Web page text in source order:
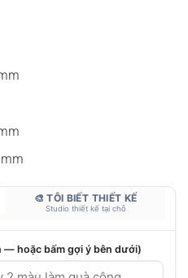
🎨 TÔI BIẾT THIẾT KẾ
Studio thiết kế tại chỗ
— hoặc bấm gợi ý bên dưới)